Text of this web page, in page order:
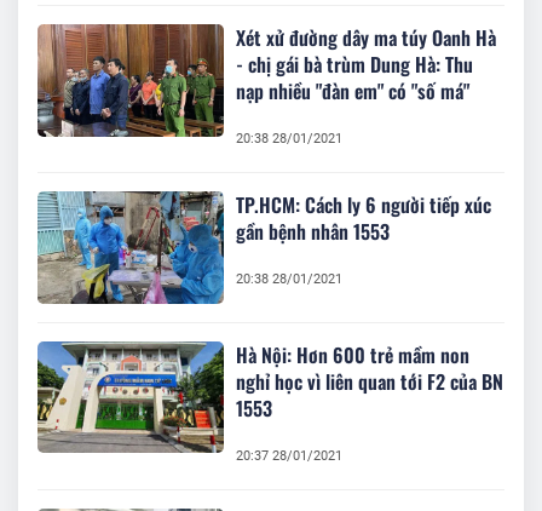
Xét xử đường dây ma túy Oanh Hà
- chị gái bà trùm Dung Hà: Thu
nạp nhiều "đàn em" có "số má"
20:38 28/01/2021
TP.HCM: Cách ly 6 người tiếp xúc
gần bệnh nhân 1553
20:38 28/01/2021
Hà Nội: Hơn 600 trẻ mầm non
nghỉ học vì liên quan tới F2 của BN
1553
20:37 28/01/2021